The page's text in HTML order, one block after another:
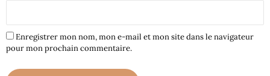
Enregistrer mon nom, mon e-mail et mon site dans le navigateur
pour mon prochain commentaire.